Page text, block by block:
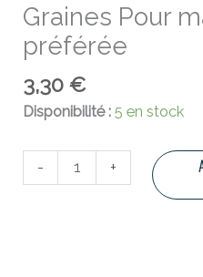
Graines Pour
préférée
3,30€
Disponibilité : 5 en stock
- +